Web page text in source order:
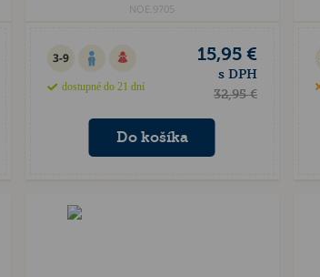
NOE.9705
3-9
dostupné do 21 dní
15,95 €
s DPH
32,95 €